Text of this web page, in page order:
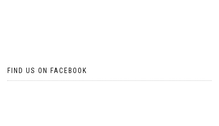
FIND US ON FACEBOOK